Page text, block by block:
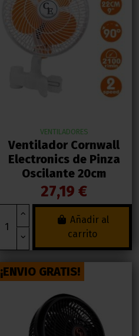
VENTILADORES
Ventilador Cornwall
Electronics de Pinza
Oscilante 20cm
27,19 €
Añadir al
carrito
¡ENVIO GRATIS!